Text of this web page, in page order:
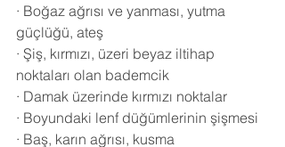
· Boğaz ağrısı ve yanması, yutma
güçlüğü, ateş
· Şiş, kırmızı, üzeri beyaz iltihap
noktaları olan bademcik
· Damak üzerinde kırmızı noktalar
· Boyundaki lenf düğümlerinin şişmesi
· Baş, karın ağrısı, kusma